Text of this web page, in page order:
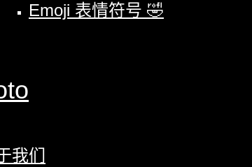
Emoji 表情符号 🤣
我们